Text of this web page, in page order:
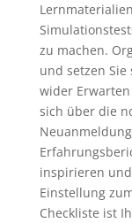
zu machen.
und setzen Sie
wider
sich über die
inspirieren
Einstellung
Checkliste ist